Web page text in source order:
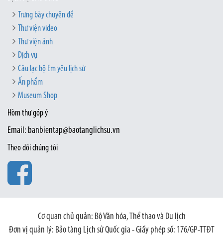
Trưng bày chuyên đề
Thư viện video
Thư viện ảnh
Dịch vụ
Câu lạc bộ Em yêu lịch sử
Ấn phẩm
Museum Shop
Hòm thư góp ý
Email: banbientap@baotanglichsu.vn
Theo dõi chúng tôi
Cơ quan chủ quản: Bộ Văn hóa, Thể thao và Du lịch
Đơn vị quản lý: Bảo tàng Lịch sử Quốc gia - Giấy phép số: 176/GP-TTĐT